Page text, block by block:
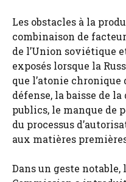
Les obstacles à la
combinaison de
de l’Union soviétique
exposés lorsque la
que l’atonie
défense, la baisse de
publics, le manque de
du processus
aux matières
Dans un geste